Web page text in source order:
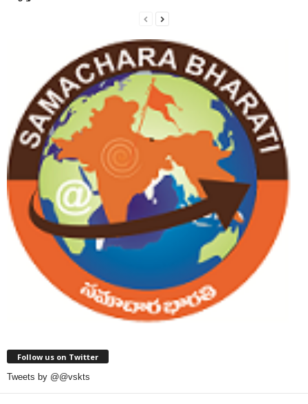
Follow us on Twitter
Tweets by @@vskts